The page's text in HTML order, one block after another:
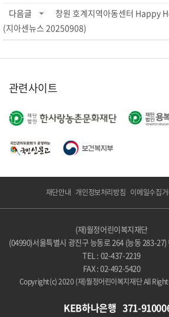
다음글
창원 호계지역아동센터 Happy
(지아센뉴스 20250908)
관련사이트
재단안내 개인정보처리방침 이메일수집
(재)월정어린이복지재단
(04990)서울특별시 광진구 능동로 264 (능동 283-
TEL : 02-437-2219
FAX : 02-492-5420
Copyright(c) 2020 (재)월정어린이복지재단 All
KEB하나은행 371-